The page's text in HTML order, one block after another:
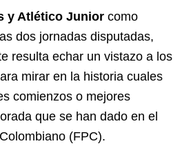
y Atlético Junior como
dos jornadas disputadas,
resulta echar un vistazo a los
mirar en la historia cuales
comienzos o mejores
que se han dado en el
(FPC).